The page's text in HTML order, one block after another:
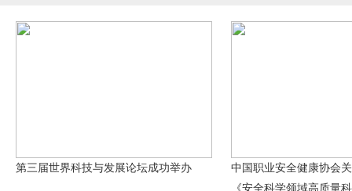
第三届世界科技与发展论坛成功举办
中国职业安全健康协会
《安全科学领域高质量